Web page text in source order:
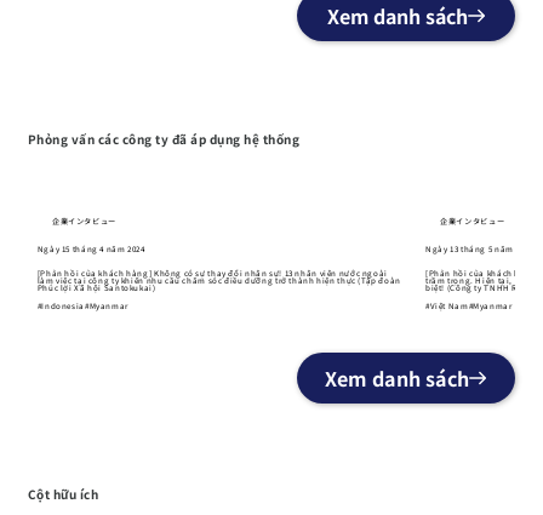
Xem danh sách
Phỏng vấn các công ty đã áp dụng hệ thống
企業インタビュー
Ngày 15 tháng 4 năm 2024
[Phản hồi của khách hàng] Không có sự thay đổi nhân sự! 13 nhân viên nước ngoài
làm việc tại công ty khiến nhu cầu chăm sóc điều dưỡng trở thành hiện thực (Tập đoàn
Phúc lợi Xã hội Santokukai)
#Indonesia#Myanmar
企業インタビュー
Ngày 13 tháng 5 năm 2024
[Phản hồi của khách
trầm trọng. Hiện tại,
biệt! (Công ty TNHH
#Việt Nam#Myanmar
Xem danh sách
Cột hữu ích